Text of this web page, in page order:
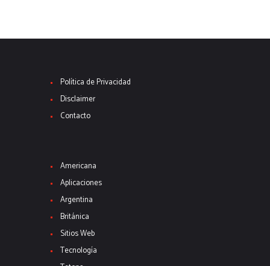
Política de Privacidad
Disclaimer
Contacto
Americana
Aplicaciones
Argentina
Británica
Sitios Web
Tecnología